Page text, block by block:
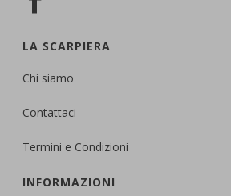
LA SCARPIERA
Chi siamo
Contattaci
Termini e Condizioni
INFORMAZIONI